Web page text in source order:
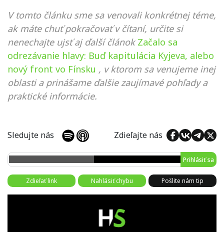
V tomto článku sme sa venovali konkrétnej téme,
ak máte chuť pokračovať v čítaní, určite si
nenechajte ujsť aj ďalší článok Začalo sa
odrezávanie hlavy: Buď kapitulácia Kyjeva, alebo
nový front vo Fínsku , v ktorom sa venujeme inej
oblasti a prinášame ďalšie zaujímavé pohľady a
praktické informácie.
Sledujte nás Zdieľajte nás
Prihlásiť sa
Zdieľať link Nahlásiť chybu Pošlite nám tip